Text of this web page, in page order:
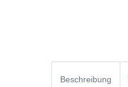
Beschreibung